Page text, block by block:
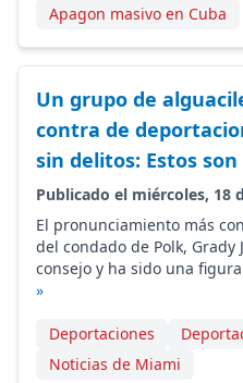
Apagon masivo en Cuba
Un grupo de
contra de
sin delitos: Estos
Publicado el miércoles, 18
El pronunciamiento más
del condado de Polk,
consejo y ha sido una
»
Deportaciones
Noticias de Miami